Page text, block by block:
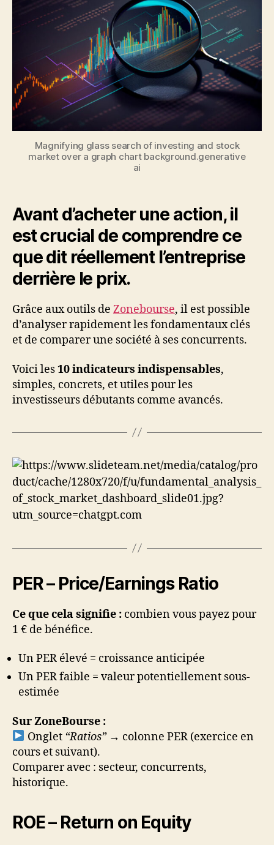
d’investir
et
comment
les
lire
sur
Zonebourse
Magnifying glass search of investing and stock
market over a graph chart background.generative
ai
Avant d’acheter une action, il
est crucial de comprendre ce
que dit réellement l’entreprise
derrière le prix.
Grâce aux outils de Zonebourse, il est possible
d’analyser rapidement les fondamentaux clés
et de comparer une société à ses concurrents.
Voici les10 indicateurs indispensables,
simples, concrets, et utiles pour les
investisseurs débutants comme avancés.
PER – Price/Earnings Ratio
Ce que cela signifie : combien vous payez pour
1 € de bénéfice.
Un PER élevé = croissance anticipée
Un PER faible = valeur potentiellement sous-
estimée
Sur ZoneBourse :
Onglet “Ratios”→ colonne PER (exercice en
cours et suivant).
Comparer avec : secteur, concurrents,
historique.
ROE – Return on Equity